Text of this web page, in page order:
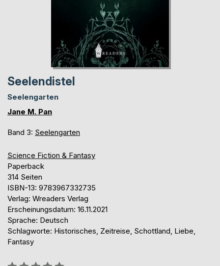
Seelendistel
Seelengarten
Jane M. Pan
Band 3: Seelengarten
Science Fiction & Fantasy
Paperback
314 Seiten
ISBN-13: 9783967332735
Verlag: Wreaders Verlag
Erscheinungsdatum: 16.11.2021
Sprache: Deutsch
Schlagworte: Historisches, Zeitreise, Schottland, Liebe,
Fantasy